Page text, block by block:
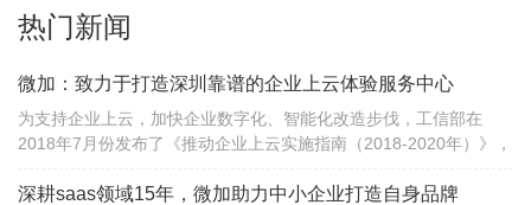
热门新闻
微加：致力于打造深圳靠谱的企业上云体验服务中心
为支持企业上云，加快企业数字化、智能化改造步伐，工信部在
2018年7月份发布了《推动企业上云实施指南（2018-2020年）》，
深耕saas领域15年，微加助力中小企业打造自身品牌